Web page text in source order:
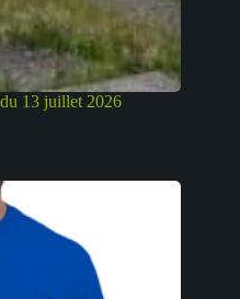
13 juillet 2026